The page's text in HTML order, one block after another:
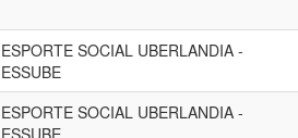
ESPORTE SOCIAL UBERLANDIA -
ESSUBE
ESPORTE SOCIAL UBERLANDIA -
ESSUBE